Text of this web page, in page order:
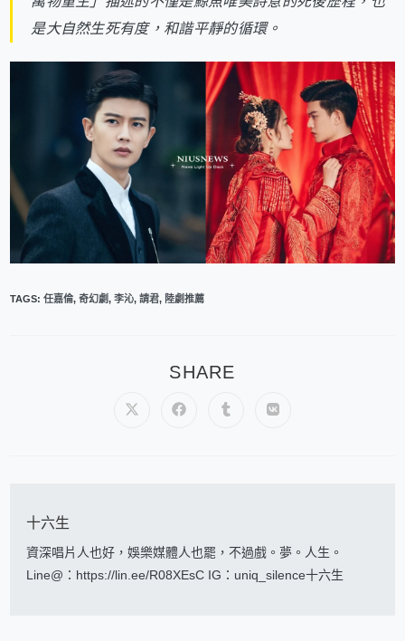
是大自然生死有度，和諧平靜的循環。
TAGS:任嘉倫, 奇幻劇, 李沁, 請君, 陸劇推薦
SHARE
十六生
資深唱片人也好，娛樂媒體人也罷，不過戲。夢。人生。
Line@：https://lin.ee/R08XEsC IG：uniq_silence十六生